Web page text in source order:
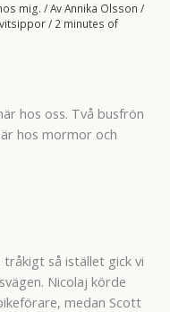
mig. / AvAnnika Olsson /
vitsippor/ 2 minutes of
hos oss. Två busfrön
hos mormor och
så istället gick vi
Nicolaj körde
medan Scott